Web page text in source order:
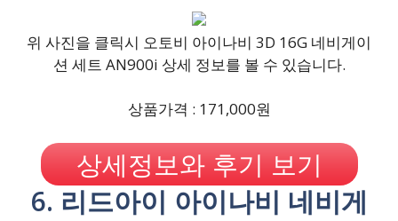
위 사진을 클릭시 오토비 아이나비 3D 16G 네비게이
션 세트 AN900i 상세 정보를 볼 수 있습니다.
상품가격 : 171,000원
상세정보와 후기 보기
6. 리드아이 아이나비 네비게